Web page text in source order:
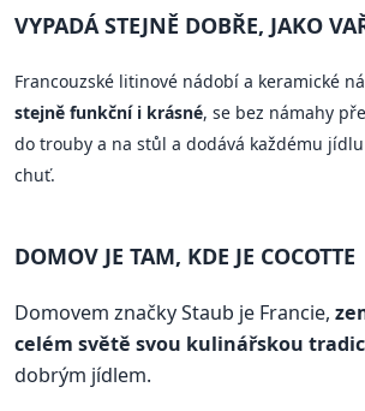
VYPADÁ STEJNĚ DOBŘE, JAKO
Francouzské litinové nádobí a keramické
stejně funkční i krásné, se bez námahy
do trouby a na stůl a dodává každému
chuť.
DOMOV JE TAM, KDE JE COCOTTE
Domovem značky Staub je Francie,
celém světě svou kulinářskou
dobrým jídlem.